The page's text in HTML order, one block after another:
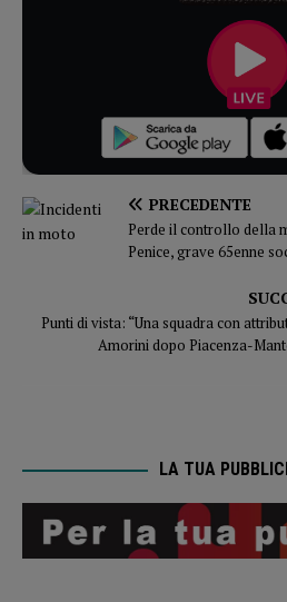
PRECEDENTE
Perde il controllo della
Penice, grave 65enne
Punti di vista: “Una squadra con
Amorini dopo Piacenza-
LA TUA